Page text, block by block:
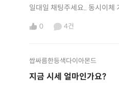
일대일 채팅주세요.. 동시이체
0 4건
쌉싸름한등색다이아몬드
지금 시세 얼마인가요?